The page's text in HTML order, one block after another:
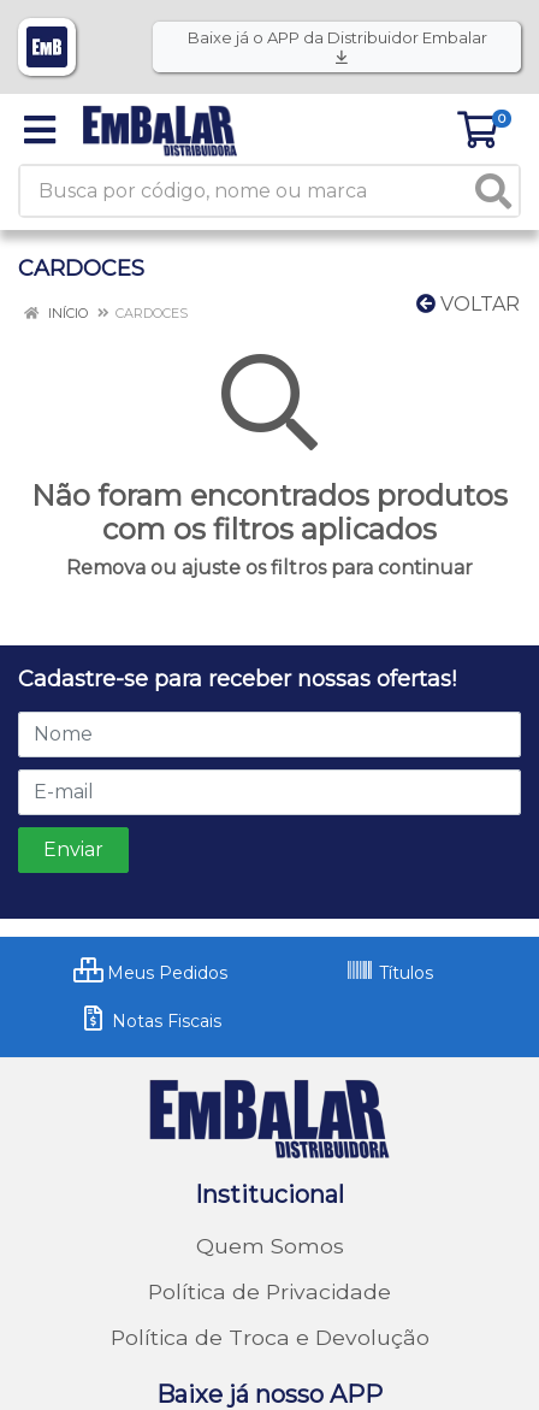
Baixe já o APP da Distribuidor Embalar
0
CARDOCES
VOLTAR
INÍCIO CARDOCES
Não foram encontrados produtos
com os filtros aplicados
Remova ou ajuste os filtros para continuar
Cadastre-se para receber nossas ofertas!
Meus Pedidos Títulos
Notas Fiscais
Institucional
Quem Somos
Política de Privacidade
Política de Troca e Devolução
Baixe já nosso APP